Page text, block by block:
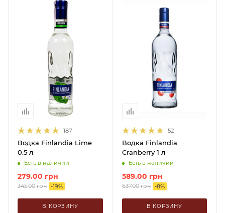
187
Водка Finlandia Lime
0.5 л
Есть в наличии
279.00 грн
345.00грн -19%
В КОРЗИНУ
52
Водка Finlandia
Cranberry 1 л
Есть в наличии
589.00 грн
637.00грн -8%
В КОРЗИНУ